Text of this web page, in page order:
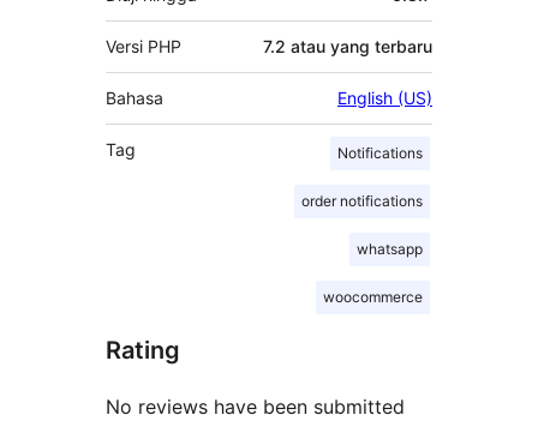
Versi PHP 7.2 atau yang terbaru
Bahasa English (US)
Tag Notifications
order notifications
whatsapp
woocommerce
Rating
No reviews have been submitted